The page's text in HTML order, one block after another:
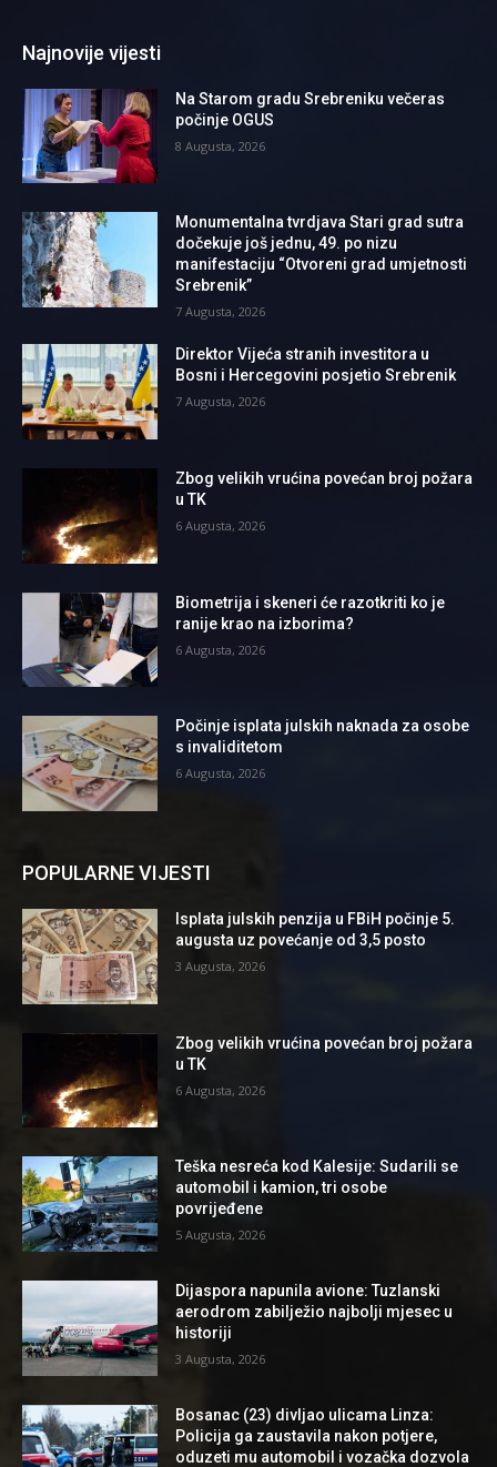
Najnovije vijesti
Na Starom gradu Srebreniku večeras
počinje OGUS
8 Augusta, 2026
Monumentalna tvrdjava Stari grad sutra
dočekuje još jednu, 49. po nizu
manifestaciju “Otvoreni grad umjetnosti
Srebrenik”
7 Augusta, 2026
Direktor Vijeća stranih investitora u
Bosni i Hercegovini posjetio Srebrenik
7 Augusta, 2026
Zbog velikih vrućina povećan broj požara
u TK
6 Augusta, 2026
Biometrija i skeneri će razotkriti ko je
ranije krao na izborima?
6 Augusta, 2026
Počinje isplata julskih naknada za osobe
s invaliditetom
6 Augusta, 2026
POPULARNE VIJESTI
Isplata julskih penzija u FBiH počinje 5.
augusta uz povećanje od 3,5 posto
3 Augusta, 2026
Zbog velikih vrućina povećan broj požara
u TK
6 Augusta, 2026
Teška nesreća kod Kalesije: Sudarili se
automobil i kamion, tri osobe
povrijeđene
5 Augusta, 2026
Dijaspora napunila avione: Tuzlanski
aerodrom zabilježio najbolji mjesec u
historiji
3 Augusta, 2026
Bosanac (23) divljao ulicama Linza:
Policija ga zaustavila nakon potjere,
oduzeti mu automobil i vozačka dozvola